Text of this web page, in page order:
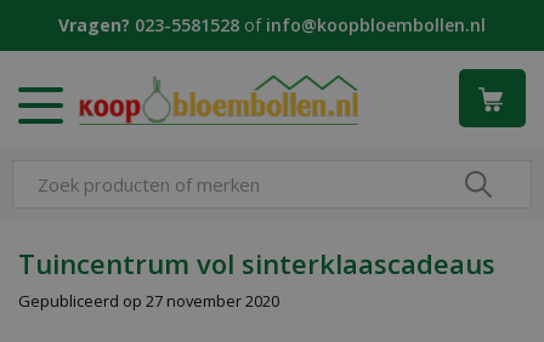
Vragen? 023-5581528 of info@koopbloembollen.nl
Tuincentrum vol sinterklaascadeaus
Gepubliceerd op 27 november 2020